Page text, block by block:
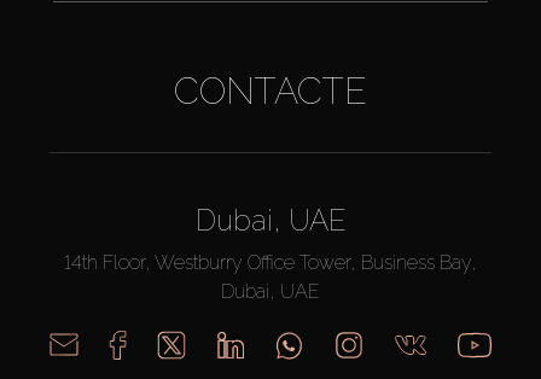
CONTACTE
Dubai, UAE
14th Floor, Westburry Office Tower, Business Bay,
Dubai, UAE